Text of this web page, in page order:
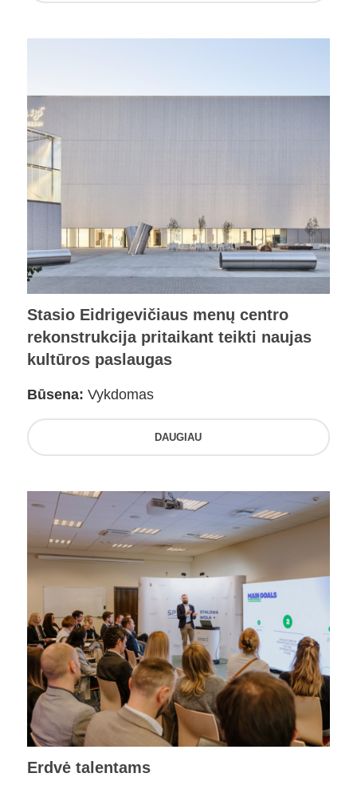
Stasio Eidrigevičiaus menų centro
rekonstrukcija pritaikant teikti naujas
kultūros paslaugas
Būsena: Vykdomas
DAUGIAU
Erdvė talentams